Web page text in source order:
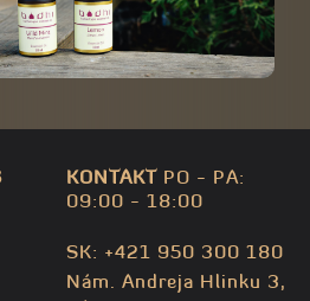
KONTAKTPO - PA:
09:00 - 18:00
SK: +421 950 300 180
Nám. Andreja Hlinku 3,